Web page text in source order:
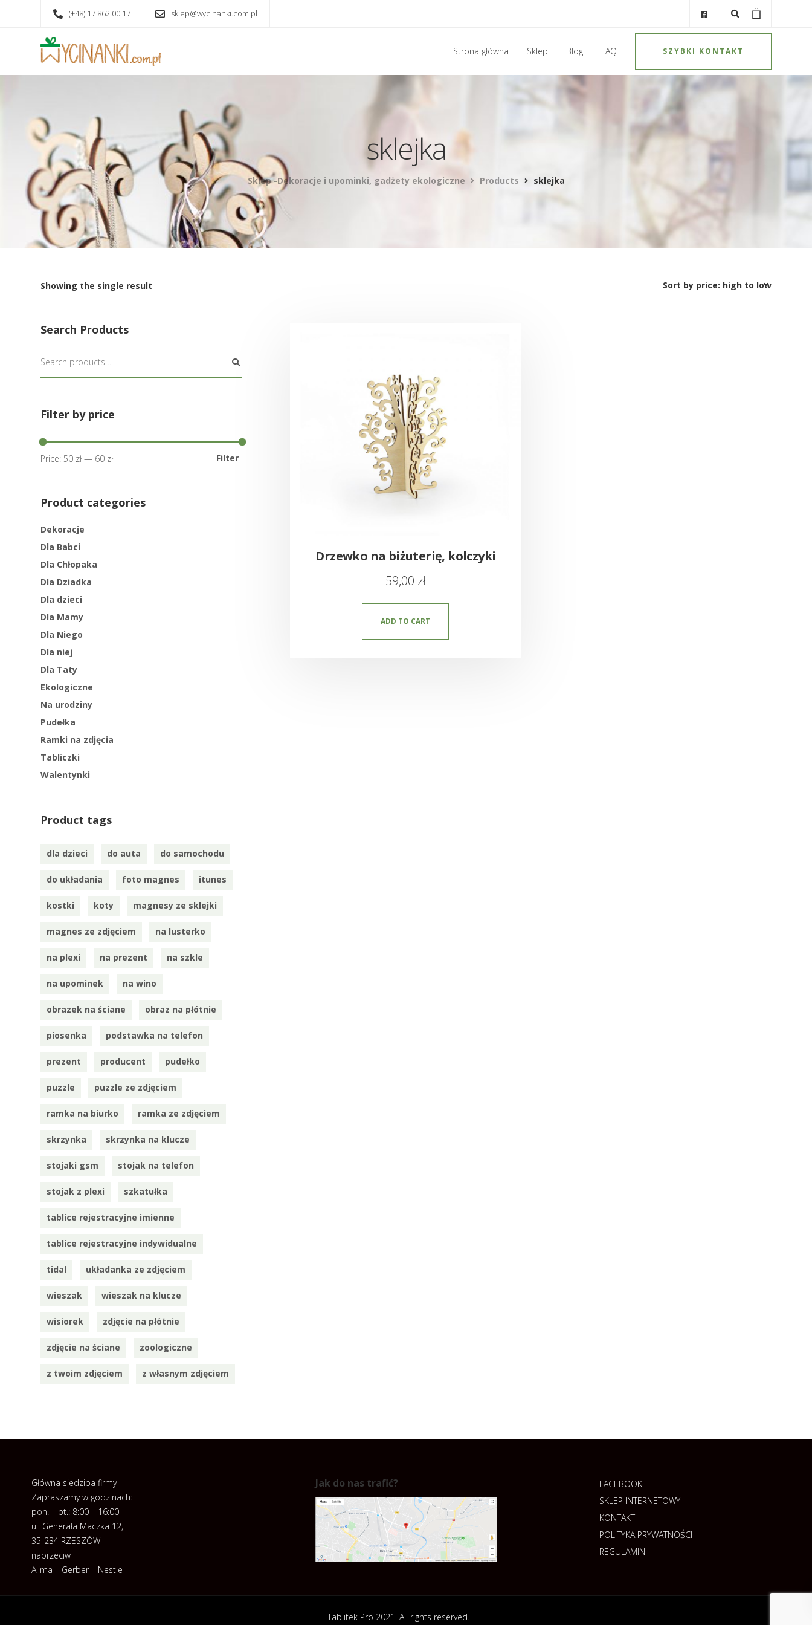
(+48) 17 862 00 17 sklep@wycinanki.com.pl
Strona główna Sklep Blog FAQ SZYBKI KONTAKT
sklejka
Sklep -Dekoracje i upominki, gadżety ekologiczne Products sklejka
Showing the single result
Search Products
Filter by price
Filter
Price: 50 zł — 60 zł
Product categories
Dekoracje
Dla Babci
Dla Chłopaka
Dla Dziadka
Dla dzieci
Dla Mamy
Dla Niego
Dla niej
Dla Taty
Ekologiczne
Na urodziny
Pudełka
Ramki na zdjęcia
Tabliczki
Walentynki
Product tags
dla dzieci do auta do samochodu
do układania foto magnes itunes
kostki koty magnesy ze sklejki
magnes ze zdjęciem na lusterko
na plexi na prezent na szkle
na upominek na wino
obrazek na ściane obraz na płótnie
piosenka podstawka na telefon
prezent producent pudełko
puzzle puzzle ze zdjęciem
ramka na biurko ramka ze zdjęciem
skrzynka skrzynka na klucze
stojaki gsm stojak na telefon
stojak z plexi szkatułka
tablice rejestracyjne imienne
tablice rejestracyjne indywidualne
tidal układanka ze zdjęciem
wieszak wieszak na klucze
wisiorek zdjęcie na płótnie
zdjęcie na ściane zoologiczne
z twoim zdjęciem z własnym zdjęciem
Drzewko na biżuterię, kolczyki
59,00 zł
ADD TO CART
Główna siedziba firmy
Zapraszamy w godzinach:
pon. – pt.: 8:00 – 16:00
ul. Generała Maczka 12,
35-234 RZESZÓW
naprzeciw
Alima – Gerber – Nestle
Jak do nas trafić?
FACEBOOK
SKLEP INTERNETOWY
KONTAKT
POLITYKA PRYWATNOŚCI
REGULAMIN
Tablitek Pro 2021. All rights reserved.